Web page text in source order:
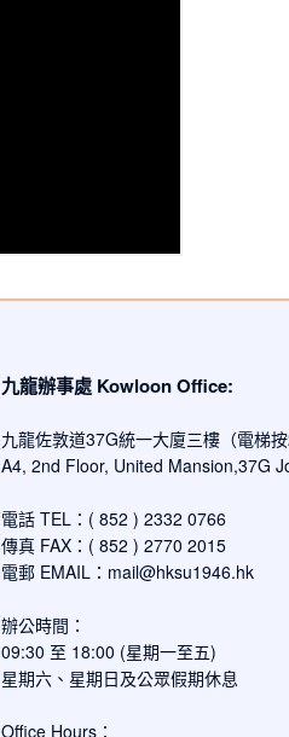
九龍辦事處 Kowloon Office:
九龍佐敦道37G統一大廈三樓（電梯
A4, 2nd Floor, United Mansion,37G
電話 TEL：( 852 ) 2332 0766
傳真 FAX：( 852 ) 2770 2015
電郵 EMAIL： mail@hksu1946.hk
辦公時間：
09:30 至 18:00 (星期一至五)
星期六、星期日及公眾假期休息
Office Hours：